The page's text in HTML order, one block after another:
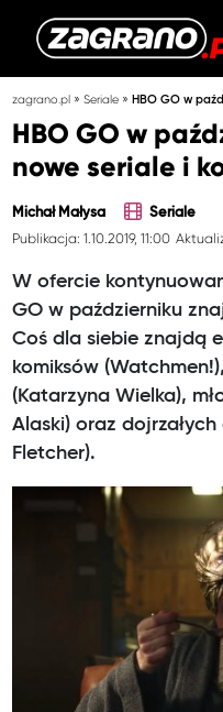
zagrano.pl »Seriale »HBO GO w
HBO GO w
nowe seriale i
Michał Małysa Seriale
Publikacja: 1.10.2019, 11:00
W ofercie
GO w październiku
Coś dla siebie znajdą
komiksów
(Katarzyna Wielka),
Alaski) oraz
Fletcher).